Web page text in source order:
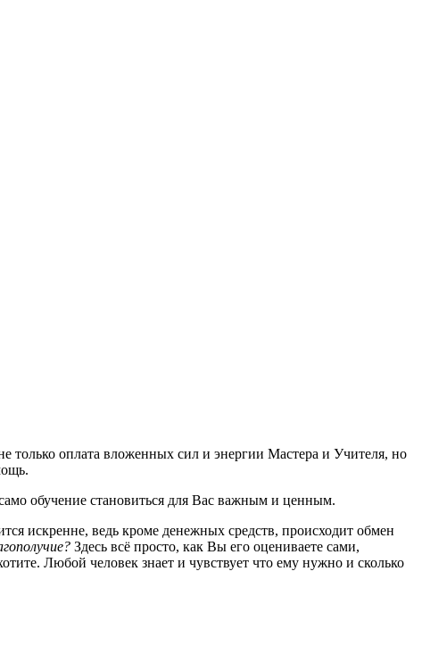
только оплата вложенных сил и энергии Мастера и Учителя, но
обучение становиться для Вас важным и ценным.
искренне, ведь кроме денежных средств, происходит обмен
Здесь всё просто, как Вы его оцениваете сами,
Любой человек знает и чувствует что ему нужно и сколько